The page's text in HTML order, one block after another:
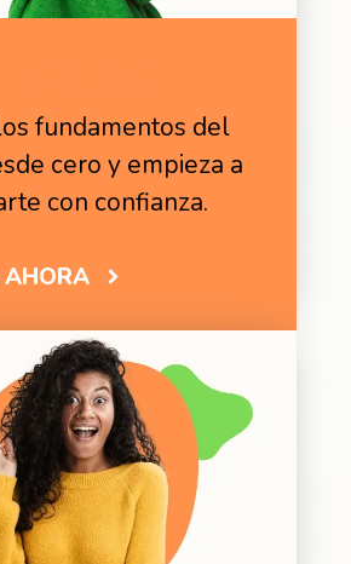
fundamentos del
cero y empieza a
con confianza.
AHORA